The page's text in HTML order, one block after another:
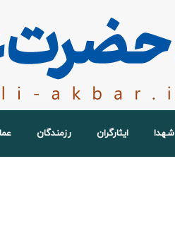
شهدا ایثارگران رزمندگان